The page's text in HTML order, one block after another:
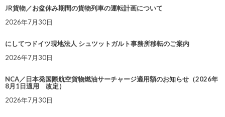
JR貨物／お盆休み期間の貨物列車の運転計画について
2026年7月30日
にしてつドイツ現地法人 シュツットガルト事務所移転のご案内
2026年7月30日
NCA／日本発国際航空貨物燃油サーチャージ適用額のお知らせ（2026年
8月1日適用 改定）
2026年7月30日